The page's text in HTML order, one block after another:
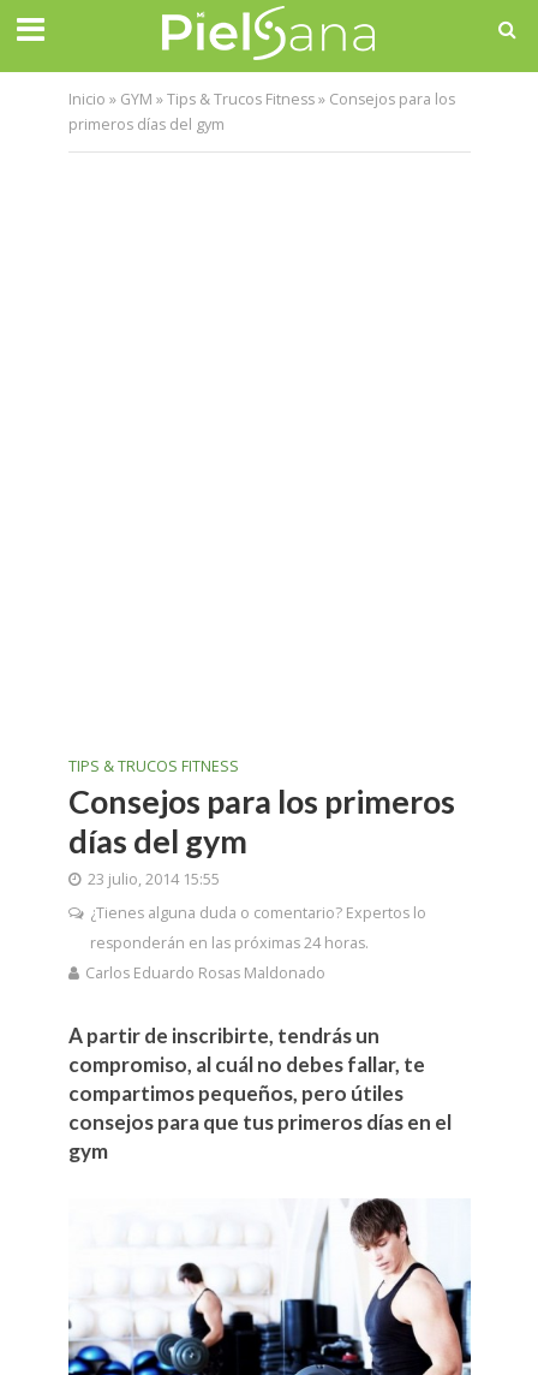
Inicio » GYM »Tips & Trucos Fitness» Consejos para los
primeros días del gym
TIPS & TRUCOS FITNESS
Consejos para los primeros
días del gym
23 julio, 2014 15:55
¿Tienes alguna duda o comentario? Expertos lo
responderán en las próximas 24 horas.
Carlos Eduardo Rosas Maldonado
A partir de inscribirte, tendrás un
compromiso, al cuál no debes fallar, te
compartimos pequeños, pero útiles
consejos para que tus primeros días en el
gym